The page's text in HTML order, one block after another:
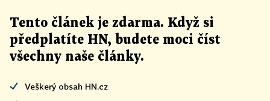
Tento článek je zdarma. Když si
předplatíte HN, budete moci číst
všechny naše články.
Veškerý obsah HN.cz